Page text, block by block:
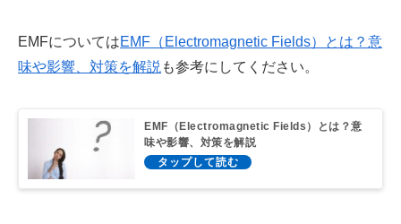
EMFについてはEMF（Electromagnetic Fields）とは？意
味や影響、対策を解説 も参考にしてください。
EMF（Electromagnetic Fields）とは？意
味や影響、対策を解説